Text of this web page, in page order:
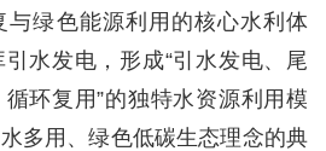
与绿色能源利用的核心水利体
水发电，形成“引水发电、尾
环复用”的独特水资源利用模
多用、绿色低碳生态理念的典